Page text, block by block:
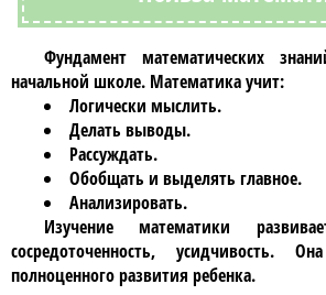
Фундамент математических
начальной школе. Математикаучит:
Логически мыслить.
Делать выводы.
Рассуждать.
Обобщать и выделять главное.
Анализировать.
Изучение математики
сосредоточенность, усидчивость.
полноценного развития ребенка.